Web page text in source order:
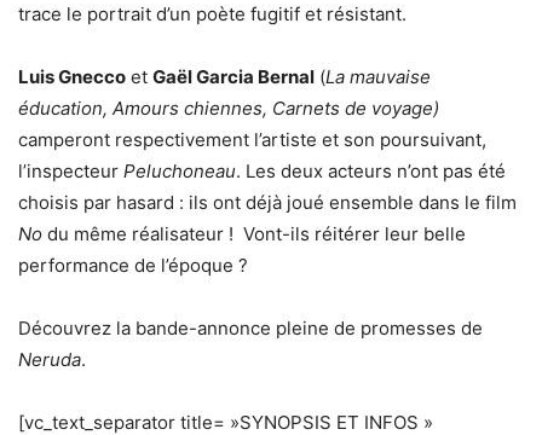
trace le portrait d’un poète fugitif et résistant.
Luis Gnecco et Gaël Garcia Bernal (La mauvaise
éducation, Amours chiennes, Carnets de voyage)
camperont respectivement l’artiste et son poursuivant,
l’inspecteur Peluchoneau. Les deux acteurs n’ont pas été
choisis par hasard : ils ont déjà joué ensemble dans le film
No du même réalisateur ! Vont-ils réitérer leur belle
performance de l’époque ?
Découvrez la bande-annonce pleine de promesses de
Neruda.
[vc_text_separator title= »SYNOPSIS ET INFOS »